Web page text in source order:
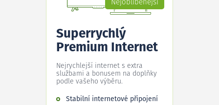
Nejoblíbenější
Superrychlý
Premium Internet
Nejrychlejší internet s extra
službami a bonusem na doplňky
podle vašeho výběru.
Stabilní internetové připojení